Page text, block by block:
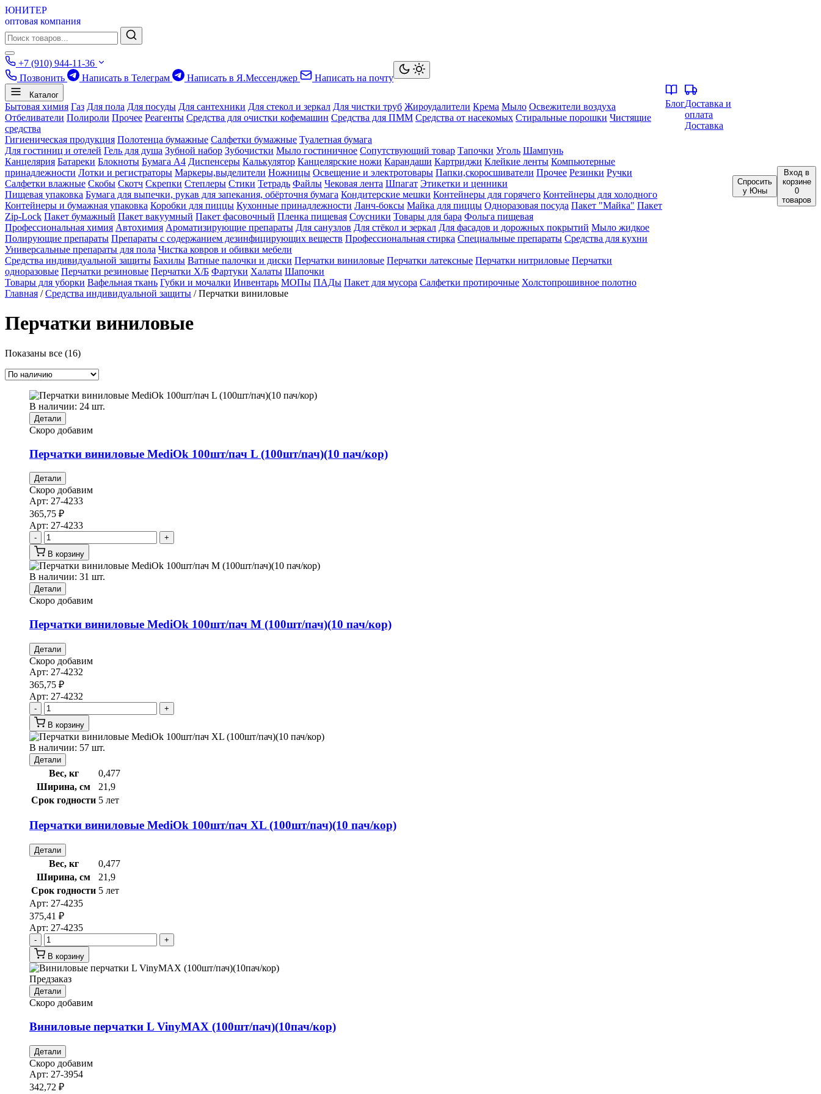
ЮНИТЕР
оптовая компания
+7 (910) 944-11-36
Позвонить
Написать в Телеграм Написать в Я.Мессенджер Написать на почту
Каталог
Бытовая химия Газ Для пола Для посуды Для сантехники Для стекол и зеркал Для чистки труб Жироудалители Крема Мыло Освежители воздуха
Отбеливатели Полироли Прочее Реагенты Средства для очистки кофемашин Средства для ПММ Средства от насекомых Стиральные порошки Чистящие
средства
Гигиеническая продукция Полотенца бумажные Салфетки бумажные Туалетная бумага
Для гостиниц и отелей Гель для душа Зубной набор Зубочистки Мыло гостиничное Сопутствующий товар Тапочки Уголь Шампунь
Канцелярия Батареки Блокноты Бумага А4 Диспенсеры Калькулятор Канцелярские ножи Карандаши Картриджи Клейкие ленты Компьютерные
принадлежности Лотки и регистраторы Маркеры,выделители Ножницы Освещение и электротовары Папки,скоросшиватели Прочее Резинки Ручки
Салфетки влажные Скобы Скотч Скрепки Степлеры Стики Тетрадь Файлы Чековая лента Шпагат Этикетки и ценники
Пищевая упаковка Бумага для выпечки, рукав для запекания, обёрточня бумага Кондитерские мешки Контейнеры для горячего Контейнеры для холодного
Контейнеры и бумажная упаковка Коробки для пиццы Кухонные принадлежности Ланч-боксы Майка для пиццы Одноразовая посуда Пакет "Майка" Пакет
Zip-Lock Пакет бумажный Пакет вакуумный Пакет фасовочный Пленка пищевая Соусники Товары для бара Фольга пищевая
Профессиональная химия Автохимия Ароматизирующие препараты Для санузлов Для стёкол и зеркал Для фасадов и дорожных покрытий Мыло жидкое
Полирующие препараты Препараты с содержанием дезинфицирующих веществ Профессиональная стирка Специальные препараты Средства для кухни
Универсальные препараты для пола Чистка ковров и обивки мебели
Средства индивидуальной защиты Бахилы Ватные палочки и диски Перчатки виниловые Перчатки латексные Перчатки нитриловые Перчатки
одноразовые Перчатки резиновые Перчатки Х/Б Фартуки Халаты Шапочки
Товары для уборки Вафельная ткань Губки и мочалки Инвентарь МОПы ПАДы Пакет для мусора Салфетки протирочные Холстопрошивное полотно
БлогДоставка и
оплата
Доставка
Спросить
у Юны
Вход в
корзине
0
товаров
Главная /Средства индивидуальной защиты / Перчатки виниловые
Перчатки виниловые
Показаны все (16)
В наличии: 24 шт.
Детали
Скоро добавим
Перчатки виниловые MediOk 100шт/пач L (100шт/пач)(10 пач/кор)
Детали
Скоро добавим
Арт: 27-4233
365,75 ₽
Арт: 27-4233
-
+
В корзину
В наличии: 31 шт.
Детали
Скоро добавим
Перчатки виниловые MediOk 100шт/пач M (100шт/пач)(10 пач/кор)
Детали
Скоро добавим
Арт: 27-4232
365,75 ₽
Арт: 27-4232
-
+
В корзину
В наличии: 57 шт.
Детали
Вес, кг
0,477
Ширина, см
21,9
Срок годности 5 лет
Перчатки виниловые MediOk 100шт/пач XL (100шт/пач)(10 пач/кор)
Детали
Вес, кг
0,477
Ширина, см
21,9
Срок годности 5 лет
Арт: 27-4235
375,41 ₽
Арт: 27-4235
-
+
В корзину
Предзаказ
Детали
Скоро добавим
Виниловые перчатки L VinyMAX (100шт/пач)(10пач/кор)
Детали
Скоро добавим
Арт: 27-3954
342,72 ₽